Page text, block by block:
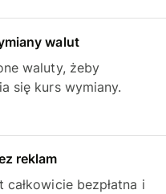
walut
waluty, żeby
się kurs wymiany.
reklam
bezpłatna i